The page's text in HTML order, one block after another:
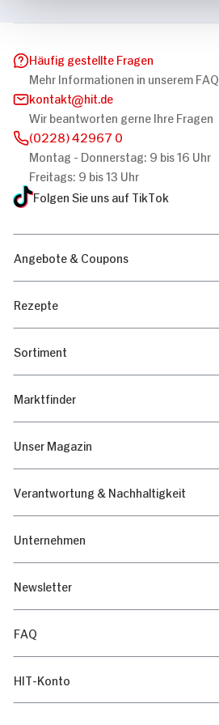
Häufig gestellte Fragen
Mehr Informationen in unserem FAQ
kontakt
hit.de
Wir beantworten gerne Ihre Fragen
(0228) 42967 0
Montag - Donnerstag: 9 bis 16 Uhr
Freitags: 9 bis 13 Uhr
Folgen Sie uns auf TikTok
Angebote & Coupons
Rezepte
Sortiment
Marktfinder
Unser Magazin
Verantwortung & Nachhaltigkeit
Unternehmen
Newsletter
FAQ
HIT-Konto